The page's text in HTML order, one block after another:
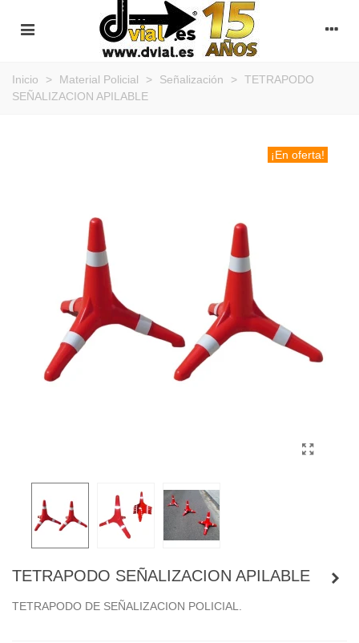
Inicio > Material Policial > Señalización > TETRAPODO
SEÑALIZACION APILABLE
¡En oferta!
TETRAPODO SEÑALIZACION APILABLE
TETRAPODO DE SEÑALIZACION POLICIAL.